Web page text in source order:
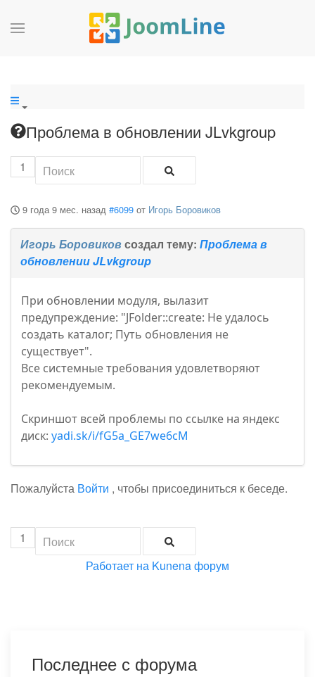
Проблема в обновлении JLvkgroup
1
9 года 9 мес. назад #6099 от Игорь Боровиков
Игорь Боровиковсоздал тему: Проблема в
обновлении JLvkgroup
При обновлении модуля, вылазит
предупреждение: "JFolder::create: Не удалось
создать каталог; Путь обновления не
существует".
Все системные требования удовлетворяют
рекомендуемым.
Скриншот всей проблемы по ссылке на яндекс
диск: yadi.sk/i/fG5a_GE7we6cM
Пожалуйста Войти , чтобы присоединиться к беседе.
1
Работает на Kunena форум
Последнее с форума